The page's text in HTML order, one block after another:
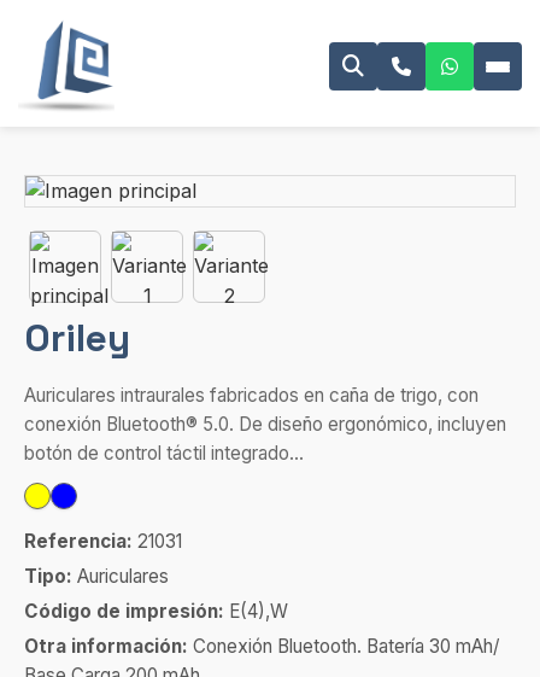
Oriley
Auriculares intraurales fabricados en caña de trigo, con
conexión Bluetooth® 5.0. De diseño ergonómico, incluyen
botón de control táctil integrado...
Referencia: 21031
Tipo: Auriculares
Código de impresión: E(4),W
Otra información: Conexión Bluetooth. Batería 30 mAh/